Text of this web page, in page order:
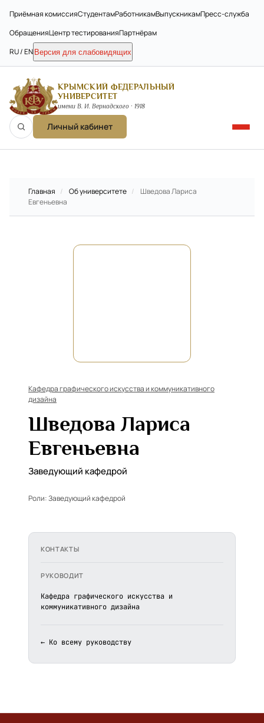
Приёмная комиссияСтудентамРаботникамВыпускникамПресс-служба
ОбращенияЦентр тестированияПартнёрам
RU / EN Версия для слабовидящих
КРЫМСКИЙ ФЕДЕРАЛЬНЫЙ
УНИВЕРСИТЕТ
имени В. И. Вернадского · 1918
Личный кабинет
Главная / Об университете /
Шведова Лариса
Евгеньевна
Кафедра графического искусства и коммуникативного
дизайна
Шведова Лариса
Евгеньевна
Заведующий кафедрой
Роли:Заведующий кафедрой
КОНТАКТЫ
РУКОВОДИТ
Кафедра графического искусства и
коммуникативного дизайна
← Ко всему руководству